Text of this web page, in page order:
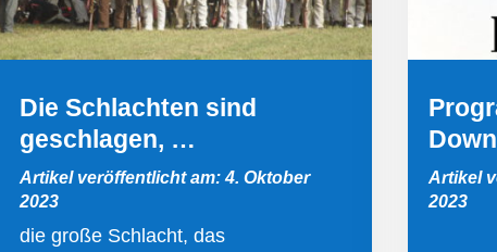
Die Schlachten sind
geschlagen, …
Artikel veröffentlicht am: 4. Oktober
2023
die große Schlacht, das
Artikel
2023